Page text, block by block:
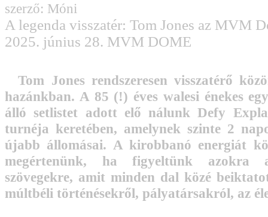
szerző: Móni
A legenda visszatér: Tom Jones az MVM
2025. június 28. MVM DOME
Tom Jones rendszeresen visszatérő
hazánkban. A 85 (!) éves walesi énekes
álló setlistet adott elő nálunk Defy
turnéja keretében, amelynek szinte 2
újabb állomásai. A kirobbanó energiát
megértenünk, ha figyeltünk azokra
szövegekre, amit minden dal közé
múltbéli történésekről, pályatársakról, az